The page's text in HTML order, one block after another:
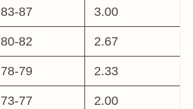
83-87 3.00
80-82 2.67
78-79 2.33
73-77 2.00